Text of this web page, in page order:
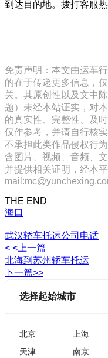
到达目的地。拨打客服
免责声明：本文由运车
的在于传递更多信息，
关。其原创性以及文中
题）未经本站证实，对
的真实性、完整性、及
仅作参考，并请自行核
不承担此类作品侵权行
含图片、视频、音频、
并提供相关证明，经本
THE END
海口
武汉轿车托运公司电话
< <上一篇
北海到苏州轿车托运
下一篇>>
选择起始城市
北京 上海
天津
南京